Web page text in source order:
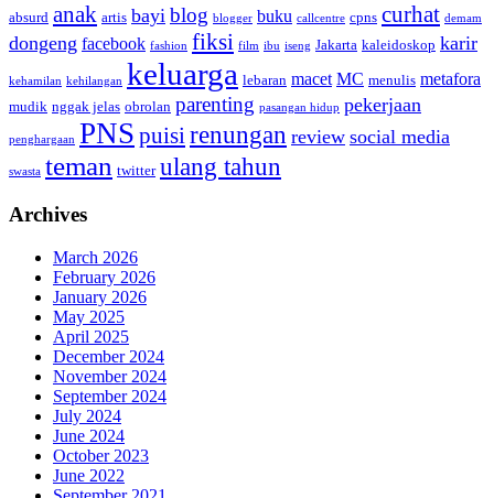
absurd anak artis bayi blog blogger buku callcentre cpns curhat demam
dongeng facebook fashion fiksi film ibu iseng Jakarta kaleidoskop karir
kehamilan kehilangan keluarga lebaran macet MC menulis metafora
mudik nggak jelas obrolan parenting pasangan hidup pekerjaan
penghargaan PNS puisirenungan review social media
swasta teman twitter ulang tahun
Archives
March 2026
February 2026
January 2026
May 2025
April 2025
December 2024
November 2024
September 2024
July 2024
June 2024
October 2023
June 2022